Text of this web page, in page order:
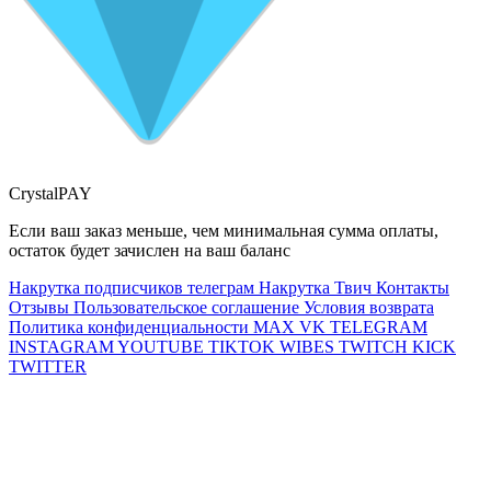
CrystalPAY
Если ваш заказ меньше, чем минимальная сумма оплаты,
остаток будет зачислен на ваш баланс
Накрутка подписчиков телеграм Накрутка Твич Контакты
Отзывы Пользовательское соглашение Условия возврата
Политика конфиденциальности MAX VK TELEGRAM
INSTAGRAMYOUTUBE TIKTOK WIBES TWITCH KICK
TWITTER